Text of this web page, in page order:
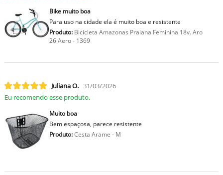
Bike muito boa
Para uso na cidade ela é muito boa e resistente
Produto:Bicicleta Amazonas Praiana Feminina 18v. Aro
26 Aero - 1369
Juliana O. 31/03/2026
Eu recomendo esse produto.
Muito boa
Bem espaçosa, parece resistente
Produto:Cesta Arame - M